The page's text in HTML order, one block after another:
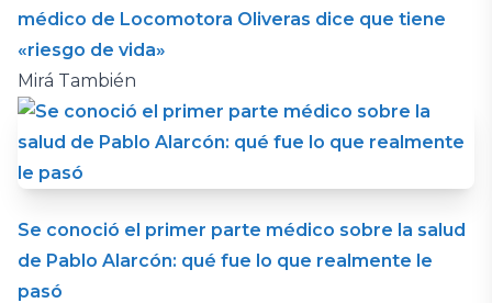
médico de Locomotora Oliveras dice que tiene
«riesgo de vida»
Mirá También
Se conoció el primer parte médico sobre la salud
de Pablo Alarcón: qué fue lo que realmente le
pasó